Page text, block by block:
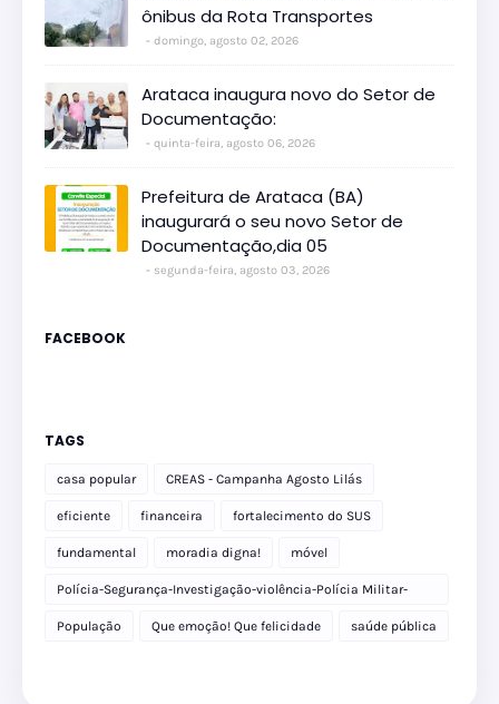
ônibus da Rota Transportes
domingo, agosto 02, 2026
Arataca inaugura novo do Setor de
Documentação:
quinta-feira, agosto 06, 2026
Prefeitura de Arataca (BA)
inaugurará o seu novo Setor de
Documentação,dia 05
segunda-feira, agosto 03, 2026
FACEBOOK
TAGS
casa popular CREAS - Campanha Agosto Lilás
eficiente financeira fortalecimento do SUS
fundamental moradia digna! móvel
Polícia-Segurança-Investigação-violência-Polícia Militar-
delegacia
População Que emoção! Que felicidade saúde pública